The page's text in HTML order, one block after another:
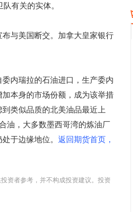
有关的实体。
与美国断交。加拿大皇家银行
内瑞拉的石油进口，生产委内
本身的市场份额，成为该举措
类似品质的北美油品最近上
油，大多数墨西哥湾的炼油厂
于边缘地位。 返回期货首页，
资者参考，并不构成投资建议。投资